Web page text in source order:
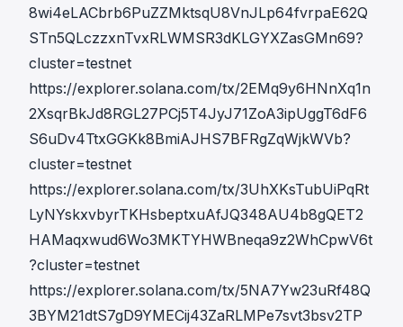
8wi4eLACbrb6PuZZMktsqU8VnJLp64fvrpaE62Q
STn5QLczzxnTvxRLWMSR3dKLGYXZasGMn69?
cluster=testnet
https://explorer.solana.com/tx/2EMq9y6HNnXq1n
2XsqrBkJd8RGL27PCj5T4JyJ71ZoA3ipUggT6dF6
S6uDv4TtxGGKk8BmiAJHS7BFRgZqWjkWVb?
cluster=testnet
https://explorer.solana.com/tx/3UhXKsTubUiPqRt
LyNYskxvbyrTKHsbeptxuAfJQ348AU4b8gQET2
HAMaqxwud6Wo3MKTYHWBneqa9z2WhCpwV6t
?cluster=testnet
https://explorer.solana.com/tx/5NA7Yw23uRf48Q
3BYM21dtS7gD9YMECij43ZaRLMPe7svt3bsv2TP